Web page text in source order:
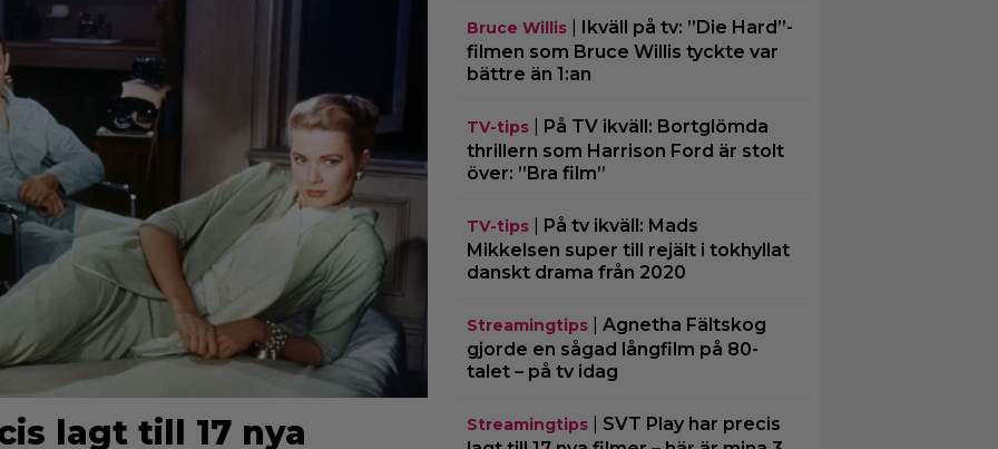
lagt till 17 nya
Bruce Willis|
Ikväll på tv: ”Die Hard”-
filmen som Bruce Willis tyckte var
bättre än 1:an
TV-tips|
På TV ikväll: Bortglömda
thrillern som Harrison Ford är stolt
över: ”Bra film”
TV-tips|
På tv ikväll: Mads
Mikkelsen super till rejält i tokhyllat
danskt drama från 2020
Streamingtips| Agnetha Fältskog
gjorde en sågad långfilm på 80-
talet – på tv idag
Streamingtips| SVT Play har precis